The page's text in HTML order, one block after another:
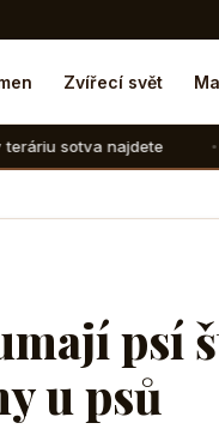
Zvířecí svět
psí
u psů